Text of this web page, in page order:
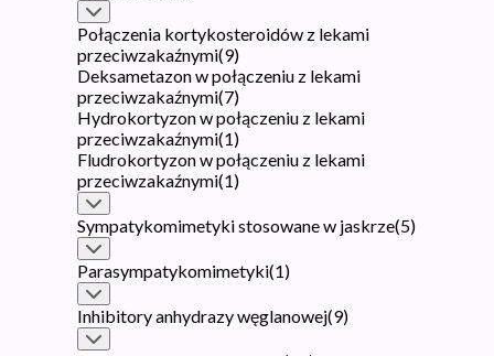
Połączenia kortykosteroidów z lekami
przeciwzakaźnymi(9)
Deksametazon w połączeniu z lekami
przeciwzakaźnymi(7)
Hydrokortyzon w połączeniu z lekami
przeciwzakaźnymi(1)
Fludrokortyzon w połączeniu z lekami
przeciwzakaźnymi(1)
Sympatykomimetyki stosowane w jaskrze(5)
Parasympatykomimetyki(1)
Inhibitory anhydrazy węglanowej(9)